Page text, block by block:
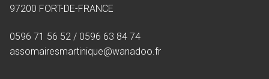
97200 FORT-DE-FRANCE
0596 71 56 52 / 0596 63 84 74
assomairesmartinique@wanadoo.fr